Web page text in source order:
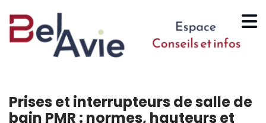
Prises et interrupteurs de salle de
bain PMR : normes, hauteurs et